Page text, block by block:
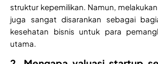
struktur kepemilikan. Namun,
juga sangat disarankan sebagai
kesehatan bisnis untuk para
utama.